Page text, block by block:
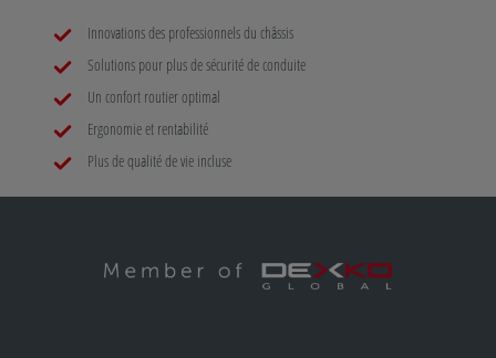
Innovations des professionnels du châssis
Solutions pour plus de sécurité de conduite
Un confort routier optimal
Ergonomie et rentabilité
Plus de qualité de vie incluse